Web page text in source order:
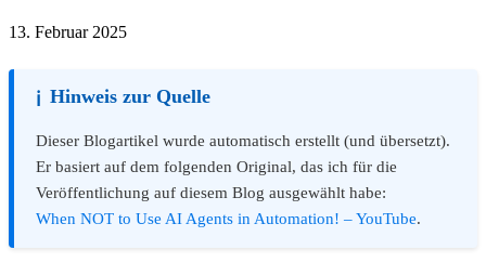
13. Februar 2025
ℹ️ Hinweis zur Quelle
Dieser Blogartikel wurde automatisch erstellt (und übersetzt).
Er basiert auf dem folgenden Original, das ich für die
Veröffentlichung auf diesem Blog ausgewählt habe:
When NOT to Use AI Agents in Automation! – YouTube.